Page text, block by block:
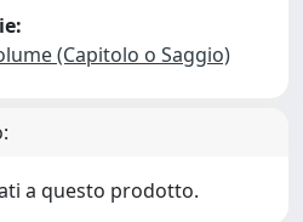
(Capitolo o Saggio)
a questo prodotto.